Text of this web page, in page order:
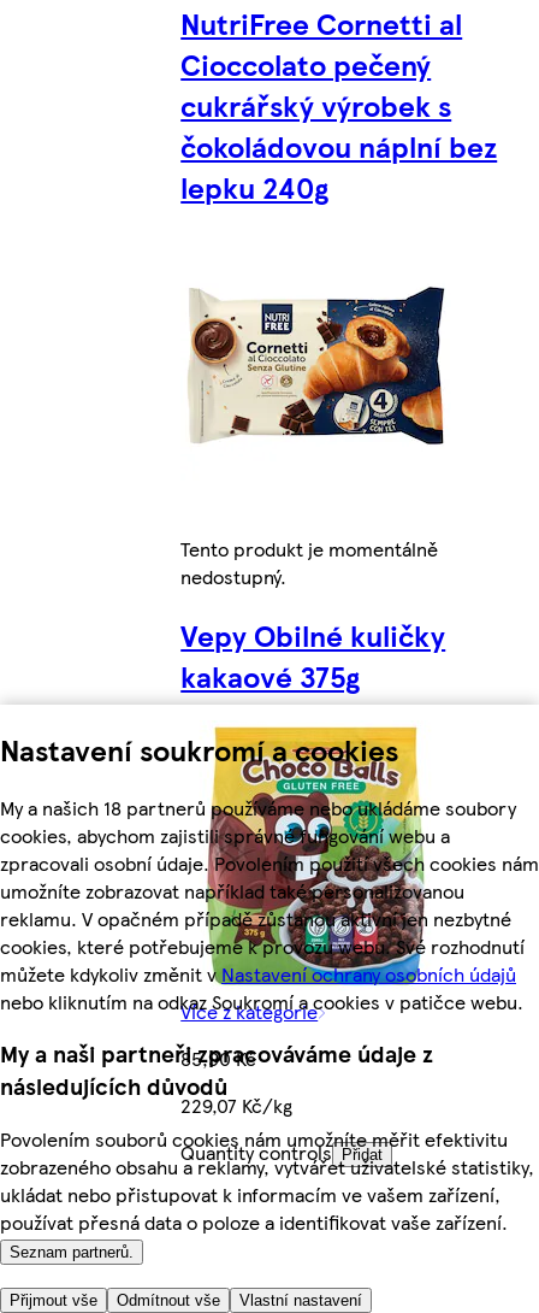
Nastavení soukromí a cookies
My a našich 18 partnerů používáme nebo ukládáme soubory
cookies, abychom zajistili správné fungování webu a
zpracovali osobní údaje. Povolením použití všech cookies nám
umožníte zobrazovat například také personalizovanou
reklamu. V opačném případě zůstanou aktivní jen nezbytné
cookies, které potřebujeme k provozu webu. Své rozhodnutí
můžete kdykoliv změnit vNastavení ochrany osobních údajů
nebo kliknutím na odkaz Soukromí a cookies v patičce webu.
My a naši partneři zpracováváme údaje z
následujících důvodů
Povolením souborů cookies nám umožníte měřit efektivitu
zobrazeného obsahu a reklamy, vytvářet uživatelské statistiky,
ukládat nebo přistupovat k informacím ve vašem zařízení,
používat přesná data o poloze a identifikovat vaše zařízení.
Seznam partnerů.
Přijmout vše Odmítnout vše Vlastní nastavení
NutriFree Cornetti al
Cioccolato pečený
cukrářský výrobek s
čokoládovou náplní bez
lepku 240g
Tento produkt je momentálně
nedostupný.
Vepy Obilné kuličky
kakaové 375g
Více z kategorie
85,90 Kč
229,07 Kč/kg
Quantity controls
Přidat